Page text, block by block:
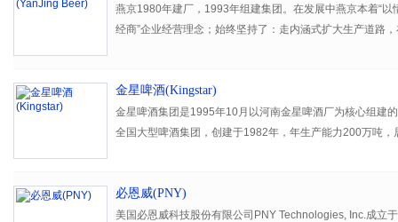
燕京1980年建厂，1993年组建集团。在发展中燕京本着“以
经商”企业经营理念；始终坚持了：走内涵式扩大生产道路
络体系，适应市场经济要求。
金星啤酒(Kingstar)
金星啤酒集团是1995年10月以河南金星啤酒厂为核心组建
全国大型啤酒集团，创建于1982年，年生产能力200万吨，
必恩威(PNY)
美国必恩威科技股份有限公司PNY Technologies, Inc.成立